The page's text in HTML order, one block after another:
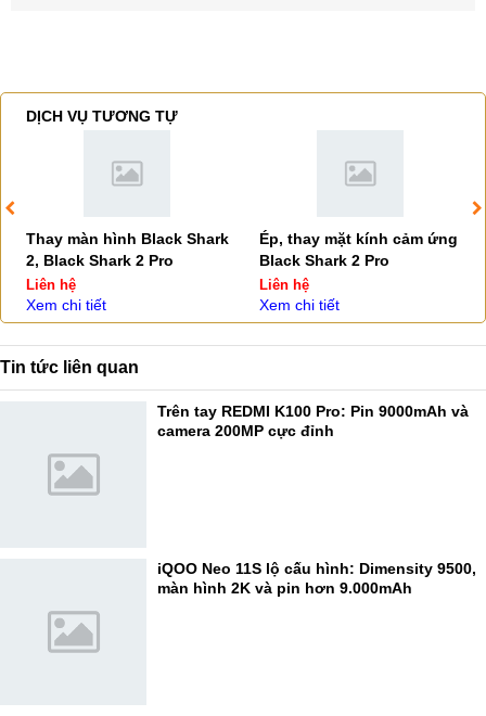
DỊCH VỤ TƯƠNG TỰ
Thay màn hình Black Shark
2, Black Shark 2 Pro
Liên hệ
Xem chi tiết
Ép, thay mặt kính cảm ứng
Black Shark 2 Pro
Liên hệ
Xem chi tiết
Tin tức liên quan
Trên tay REDMI K100 Pro: Pin 9000mAh và
camera 200MP cực đỉnh
iQOO Neo 11S lộ cấu hình: Dimensity 9500,
màn hình 2K và pin hơn 9.000mAh